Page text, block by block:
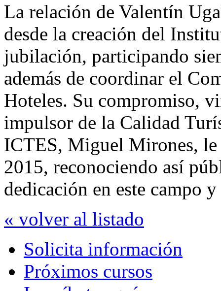
La relación de Valentín
desde la creación del
jubilación, participando
además de coordinar el
Hoteles. Su compromiso,
impulsor de la Calidad
ICTES, Miguel Mirones, le
2015, reconociendo así
dedicación en este campo
« volver al listado
Solicita información
Próximos cursos